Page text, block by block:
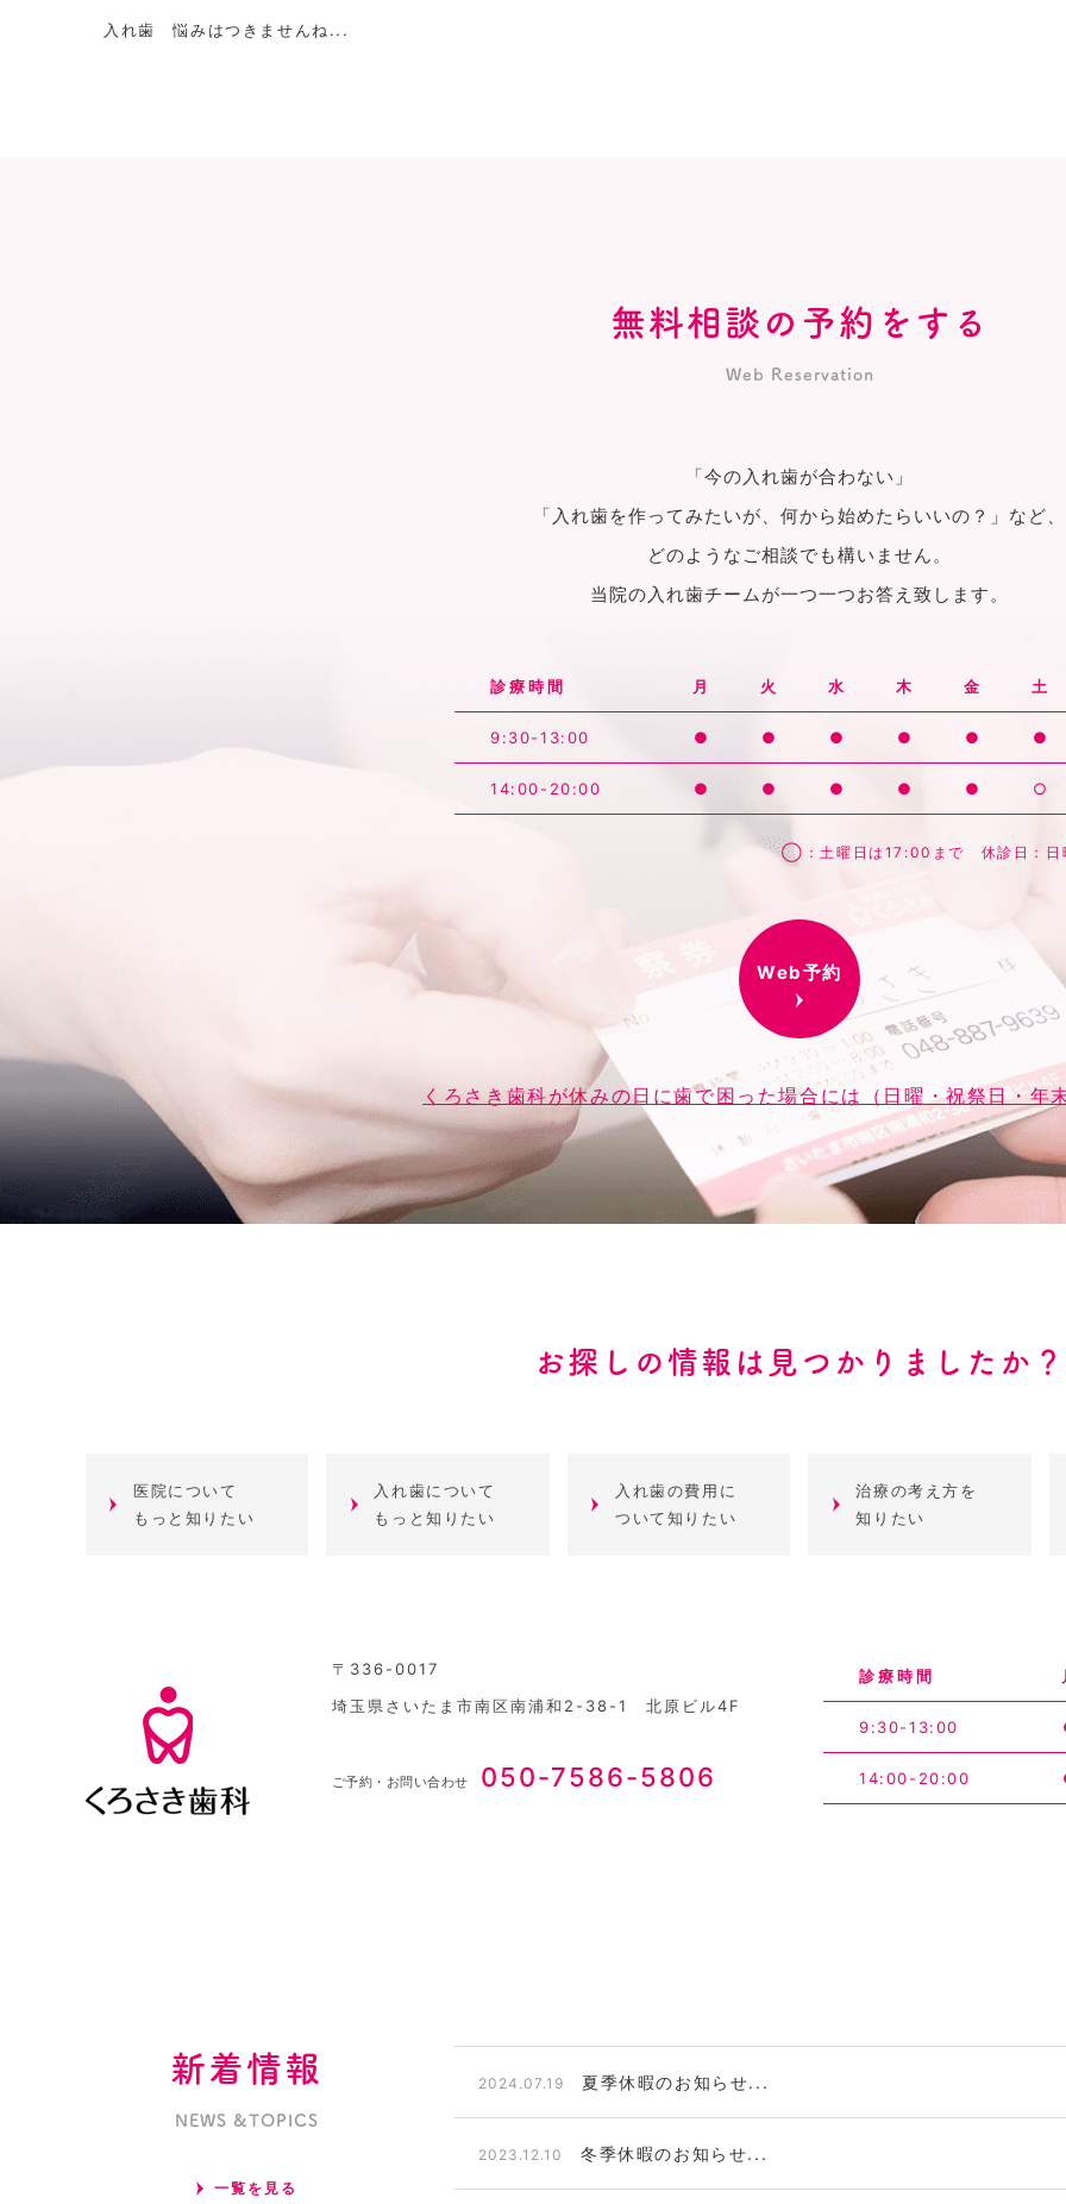
入れ歯 悩みはつきませんね...
無料相談の予約をする
Web Reservation
「今の入れ歯が合わない」
「入れ歯を作ってみたいが、何から始めたらいいの？」など、
どのようなご相談でも構いません。
当院の入れ歯チームが一つ一つお答え致します。
診療時間 月 火 水 木 金 土
9:30-13:00 ● ● ● ● ● ●
14:00-20:00 ● ● ● ● ● ○
◯：土曜日は17:00まで 休診日：日
Web予約
くろさき歯科が休みの日に歯で困った場合には（日曜・祝祭日・年
お探しの情報は見つかりましたか？
医院について
もっと知りたい
入れ歯について
もっと知りたい
入れ歯の費用に
ついて知りたい
治療の考え方を
知りたい
〒336-0017
埼玉県さいたま市南区南浦和2-38-1 北原ビル4F
ご予約・お問い合わせ 050-7586-5806
診療時間
9:30-13:00
14:00-20:00
新着情報
NEWS &TOPICS
一覧を見る
2024.07.19 夏季休暇のお知らせ...
2023.12.10 冬季休暇のお知らせ...